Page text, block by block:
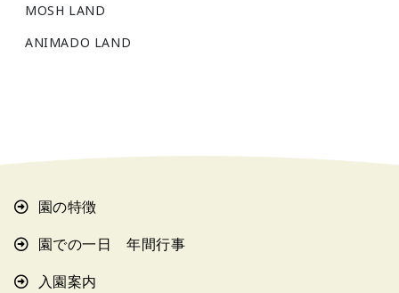
MOSH LAND
ANIMADO LAND
園の特徴
園での一日 年間行事
入園案内